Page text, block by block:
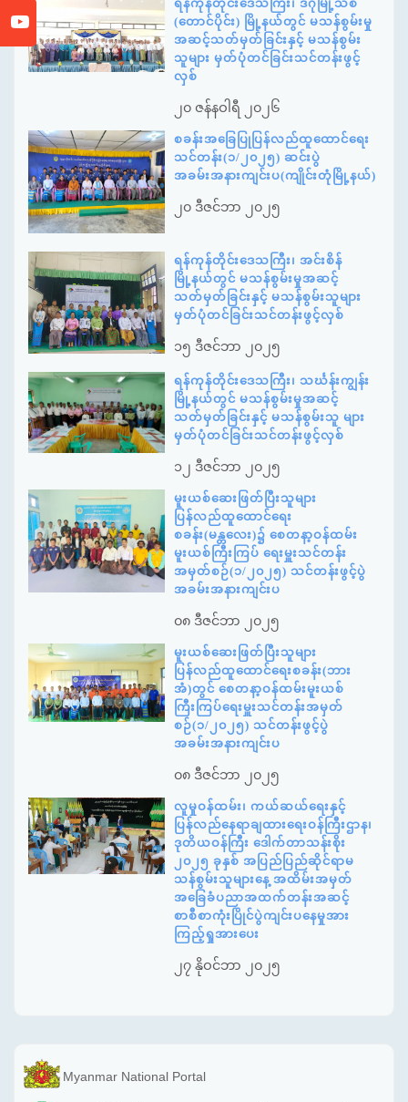
ရန်ကုန်တိုင်းဒေသကြီး၊ ဒဂုံမြို့သစ်
(တောင်ပိုင်း) မြို့နယ်တွင် မသန်စွမ်းမှု
အဆင့်သတ်မှတ်ခြင်းနှင့် မသန်စွမ်း
သူများ မှတ်ပုံတင်ခြင်းသင်တန်းဖွင့်
လှစ်
၂၀ ဇန်နဝါရီ ၂၀၂၆
စခန်းအခြေပြုပြန်လည်ထူထောင်ရေး
သင်တန်း(၁/၂၀၂၅) ဆင်းပွဲ
အခမ်းအနားကျင်းပ(ကျိုင်းတုံမြို့နယ်)
၂၀ ဒီဇင်ဘာ ၂၀၂၅
ရန်ကုန်တိုင်းဒေသကြီး၊ အင်းစိန်
မြို့နယ်တွင် မသန်စွမ်းမှုအဆင့်
သတ်မှတ်ခြင်းနှင့် မသန်စွမ်းသူများ
မှတ်ပုံတင်ခြင်းသင်တန်းဖွင့်လှစ်
၁၅ ဒီဇင်ဘာ ၂၀၂၅
ရန်ကုန်တိုင်းဒေသကြီး၊ သင်္ဃန်းကျွန်း
မြို့နယ်တွင် မသန်စွမ်းမှုအဆင့်
သတ်မှတ်ခြင်းနှင့် မသန်စွမ်းသူ များ
မှတ်ပုံတင်ခြင်းသင်တန်းဖွင့်လှစ်
၁၂ ဒီဇင်ဘာ ၂၀၂၅
မူးယစ်ဆေးဖြတ်ပြီးသူများ
ပြန်လည်ထူထောင်ရေး
စခန်း(မန္တလေး)၌ စေတနာ့ဝန်ထမ်း
မူးယစ်ကြီးကြပ် ရေးမှူးသင်တန်း
အမှတ်စဉ်(၁/၂၀၂၅) သင်တန်းဖွင့်ပွဲ
အခမ်းအနားကျင်းပ
၀၈ ဒီဇင်ဘာ ၂၀၂၅
မူးယစ်ဆေးဖြတ်ပြီးသူများ
ပြန်လည်ထူထောင်ရေးစခန်း(ဘား
အံ)တွင် စေတနာ့ဝန်ထမ်းမူးယစ်
ကြီးကြပ်ရေးမှူးသင်တန်းအမှတ်
စဉ်(၁/၂၀၂၅) သင်တန်းဖွင့်ပွဲ
အခမ်းအနားကျင်းပ
၀၈ ဒီဇင်ဘာ ၂၀၂၅
လူမှုဝန်ထမ်း၊ ကယ်ဆယ်ရေးနှင့်
ပြန်လည်နေရာချထားရေးဝန်ကြီးဌာန၊
ဒုတိယဝန်ကြီး ဒေါက်တာသန်းစိုး
၂၀၂၅ ခုနှစ် အပြည်ပြည်ဆိုင်ရာမ
သန်စွမ်းသူများနေ့ အထိမ်းအမှတ်
အခြေခံပညာအထက်တန်းအဆင့်
စာစီစာကုံးပြိုင်ပွဲကျင်းပနေမှုအား
ကြည့်ရှုအားပေး
၂၇ နိုဝင်ဘာ ၂၀၂၅
Myanmar National Portal